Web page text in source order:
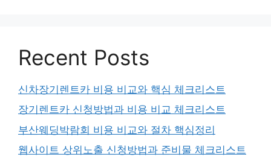
Recent Posts
신차장기렌트카 비용 비교와 핵심 체크리스트
장기렌트카 신청방법과 비용 비교 체크리스트
부산웨딩박람회 비용 비교와 절차 핵심정리
웹사이트 상위노출 신청방법과 준비물 체크리스트